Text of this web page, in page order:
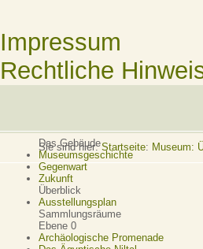
Impressum
Rechtliche
Das Gebäude
Museumsgeschichte
Gegenwart
Zukunft
Überblick
Ausstellungsplan
Sammlungsräume
Ebene 0
Archäologische Promenade
Sie sind hier:Startseite: Museum: